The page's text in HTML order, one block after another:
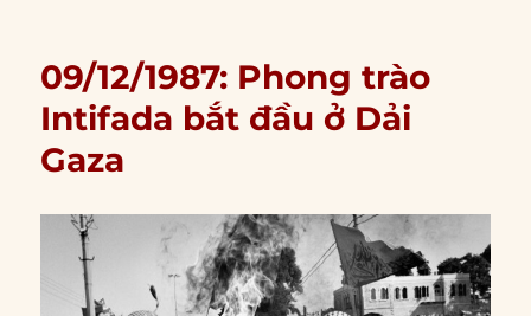
09/12/1987: Phong trào
Intifada bắt đầu ở Dải
Gaza